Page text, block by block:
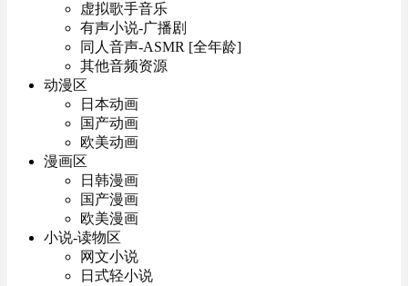
虚拟歌手音乐
有声小说-广播剧
同人音声-ASMR [全年龄]
其他音频资源
动漫区
日本动画
国产动画
欧美动画
漫画区
日韩漫画
国产漫画
欧美漫画
小说-读物区
网文小说
日式轻小说